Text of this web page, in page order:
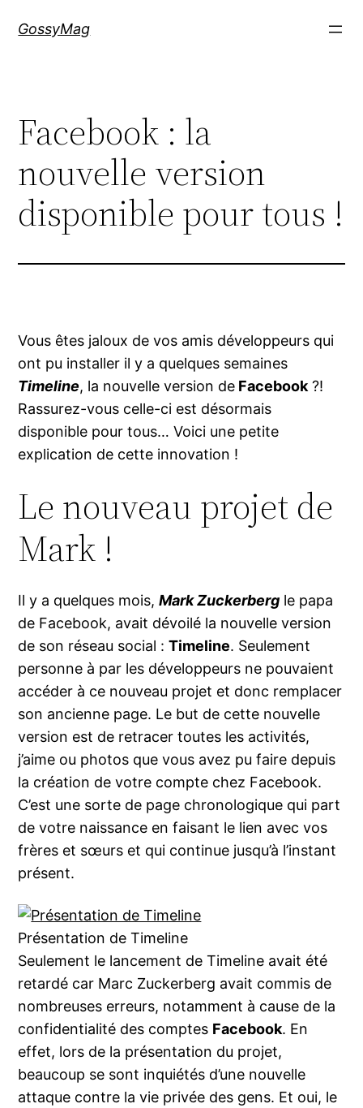
GossyMag
Facebook : la
nouvelle version
disponible pour tous !
Vous êtes jaloux de vos amis développeurs qui
ont pu installer il y a quelques semaines
Timeline, la nouvelle version de Facebook?!
Rassurez-vous celle-ci est désormais
disponible pour tous… Voici une petite
explication de cette innovation !
Le nouveau projet de
Mark !
Il y a quelques mois,Mark Zuckerberg le papa
de Facebook, avait dévoilé la nouvelle version
de son réseau social :Timeline. Seulement
personne à par les développeurs ne pouvaient
accéder à ce nouveau projet et donc remplacer
son ancienne page. Le but de cette nouvelle
version est de retracer toutes les activités,
j’aime ou photos que vous avez pu faire depuis
la création de votre compte chez Facebook.
C’est une sorte de page chronologique qui part
de votre naissance en faisant le lien avec vos
frères et sœurs et qui continue jusqu’à l’instant
présent.
Présentation de Timeline
Seulement le lancement de Timeline avait été
retardé car Marc Zuckerberg avait commis de
nombreuses erreurs, notamment à cause de la
confidentialité des comptes Facebook. En
effet, lors de la présentation du projet,
beaucoup se sont inquiétés d’une nouvelle
attaque contre la vie privée des gens. Et oui, le